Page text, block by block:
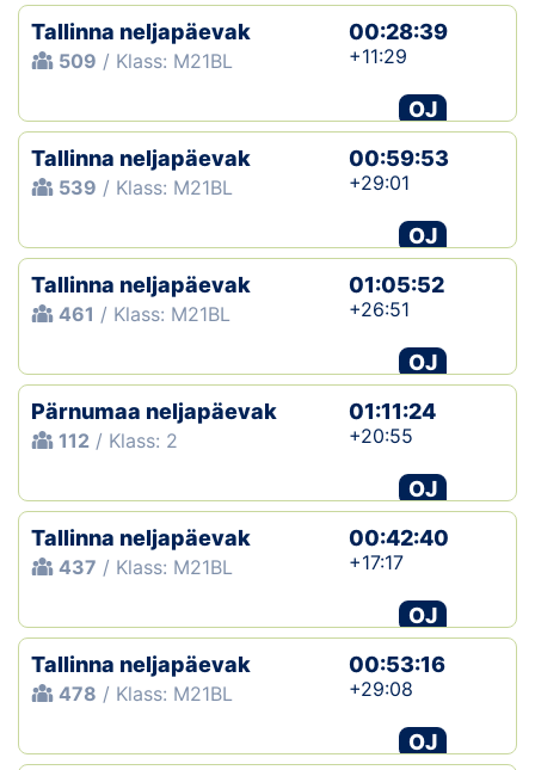
Tallinna neljapäevak
509 / Klass: M21BL
00:28:39
+11:29
OJ
Tallinna neljapäevak
539 / Klass: M21BL
00:59:53
+29:01
OJ
Tallinna neljapäevak
461 / Klass: M21BL
01:05:52
+26:51
OJ
Pärnumaa neljapäevak
112 / Klass: 2
01:11:24
+20:55
OJ
Tallinna neljapäevak
437 / Klass: M21BL
00:42:40
+17:17
OJ
Tallinna neljapäevak
478 / Klass: M21BL
00:53:16
+29:08
OJ